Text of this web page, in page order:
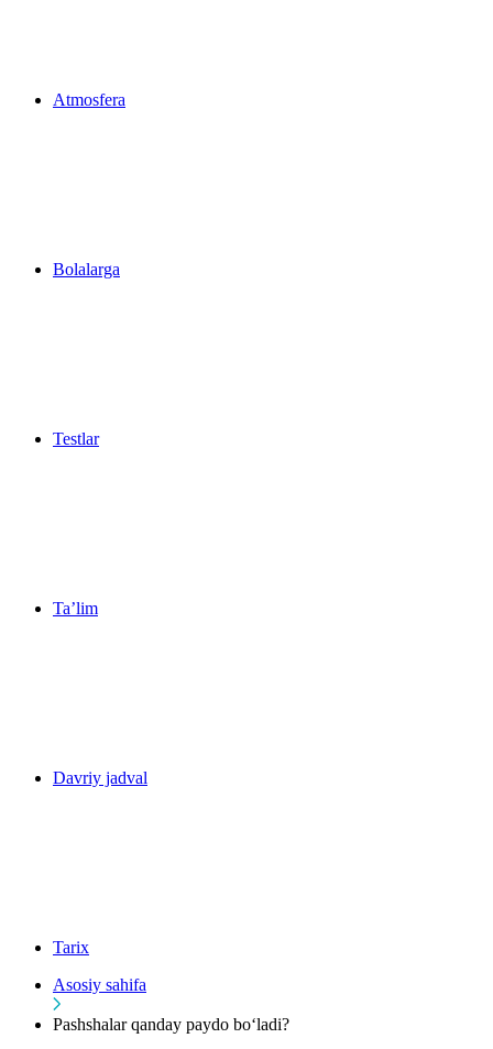
Atmosfera
Bolalarga
Testlar
Ta’lim
Davriy jadval
Tarix
Asosiy sahifa
Pashshalar qanday paydo bo‘ladi?